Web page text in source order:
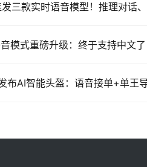
三款实时语音模型！推理对话
模式重磅升级：终于支持中文
布AI智能头盔：语音接单+单王